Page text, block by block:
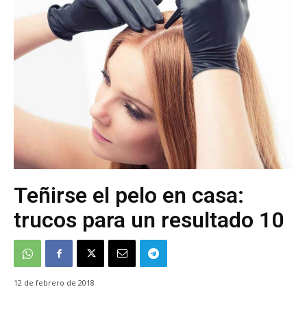
Teñirse el pelo en casa:
trucos para un resultado 10
12 de febrero de 2018